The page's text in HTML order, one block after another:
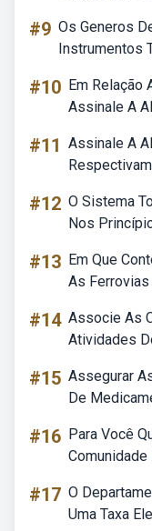
#9 Os Generos
Instrumentos
#10 Em Relação
Assinale A
#11 Assinale A
#12 O Sistema
Nos
#13 Em Que
As Ferrovias
#14 Associe As
Atividades
#15 Assegurar
De
#16 Para Você
#17 O
Uma Taxa